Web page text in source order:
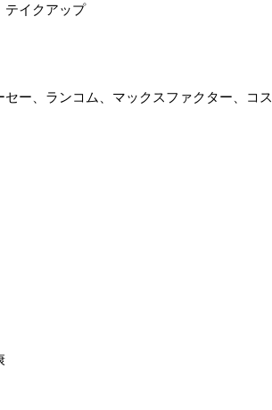
テイクアップ
ー、ランコム、マックスファクター、コス